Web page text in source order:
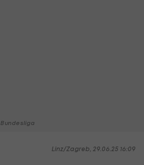
Bundesliga
Linz/Zagreb, 29.06.25 16:09